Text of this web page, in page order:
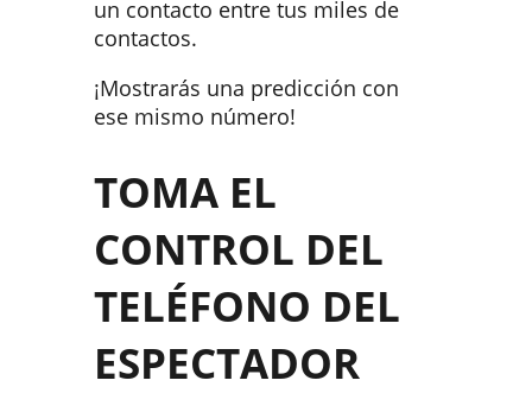
un contacto entre tus miles de
contactos.
¡Mostrarás una predicción con
ese mismo número!
TOMA EL
CONTROL DEL
TELÉFONO DEL
ESPECTADOR